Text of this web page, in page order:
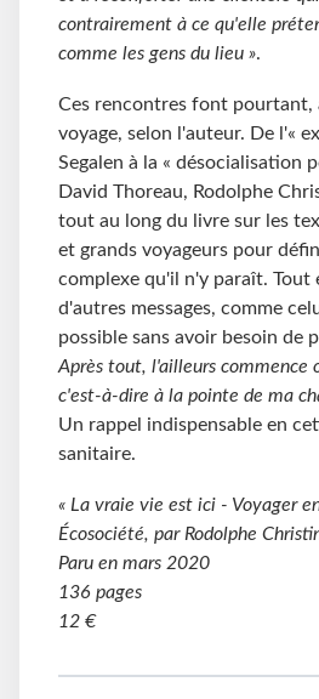
contrairement à ce qu'elle
comme les gens du lieu ».
Ces rencontres font pourtant,
voyage, selon l'auteur. De l'«
Segalen à la « désocialisation
David Thoreau, Rodolphe
tout au long du livre sur les
et grands voyageurs pour
complexe qu'il n'y paraît. Tout
d'autres messages, comme
possible sans avoir besoin de
Après tout, l'ailleurs commence
c'est-à-dire à la pointe de ma
Un rappel indispensable en
sanitaire.
« La vraie vie est ici - Voyager
Écosociété, par Rodolphe
Paru en mars 2020
136 pages
12 €